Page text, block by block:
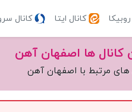
کانال ایتا کانال
ها اصفهان آهن
های مرتبط با اصفهان آهن